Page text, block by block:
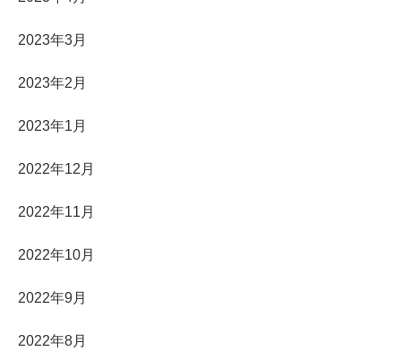
2023年3月
2023年2月
2023年1月
2022年12月
2022年11月
2022年10月
2022年9月
2022年8月